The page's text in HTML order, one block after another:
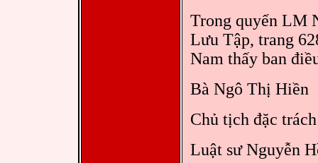
Trong quyển LM
Lưu Tập, trang
Nam thấy ban
Bà Ngô Thị Hiền
Chủ tịch đặc
Luật sư Nguyễn